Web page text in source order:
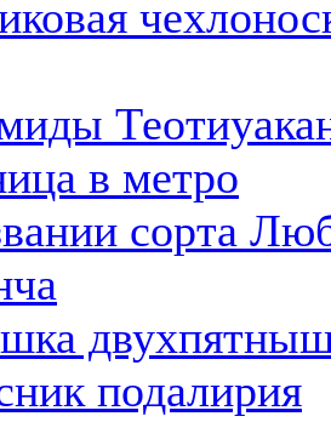
в метро
сорта
подалирия